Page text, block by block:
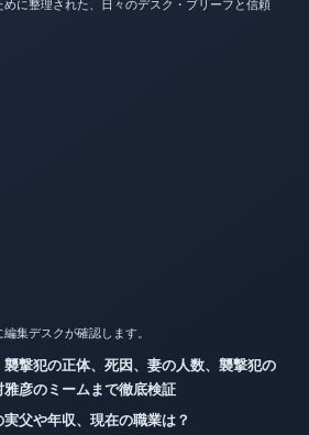
に整理された、日々のデスク・ブリーフと信頼
集デスクが確認します。
撃犯の正体、死因、妻の人数、襲撃犯の
彦のミームまで徹底検証
父や年収、現在の職業は？